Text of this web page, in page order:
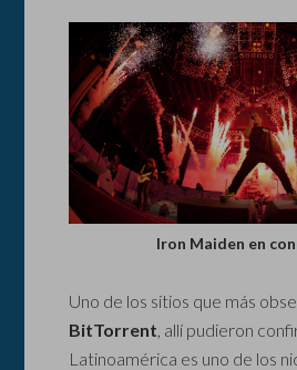
Iron Maiden en
Uno de los sitios que más
BitTorrent , allí pudieron
Latinoamérica es uno de los